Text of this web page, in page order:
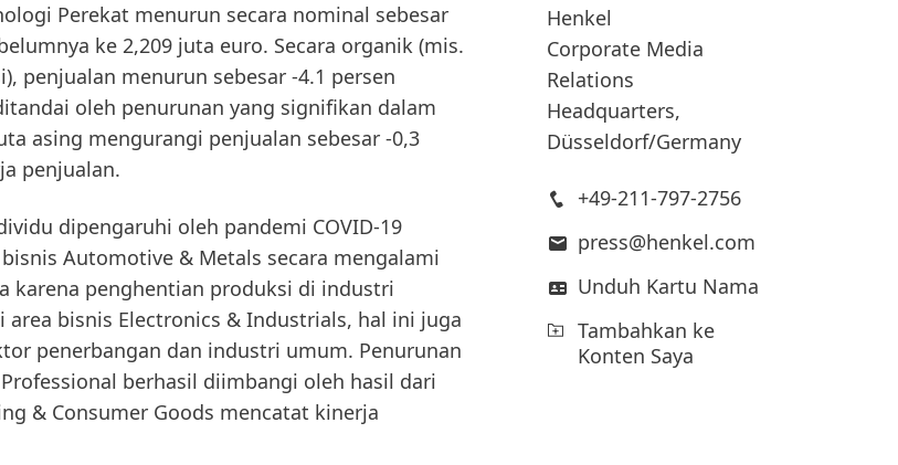
Perekat menurun secara nominal sebesar
ke 2,209 juta euro. Secara organik (mis.
penjualan menurun sebesar -4.1 persen
oleh penurunan yang signifikan dalam
asing mengurangi penjualan sebesar -0,3
penjualan.
dipengaruhi oleh pandemi COVID-19
Automotive & Metals secara mengalami
karena penghentian produksi di industri
area bisnis Electronics & Industrials, hal ini juga
penerbangan dan industri umum. Penurunan
berhasil diimbangi oleh hasil dari
& Consumer Goods mencatat kinerja
Henkel
Corporate Media
Relations
Headquarters,
Düsseldorf/Germany
+49-211-797-2756
press@henkel.com
Unduh Kartu Nama
Tambahkan ke
Konten Saya